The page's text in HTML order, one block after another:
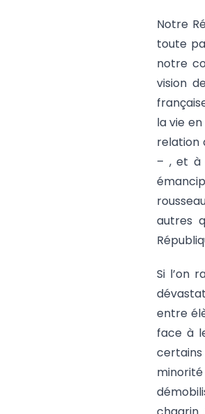
Notre
toute
notre
vision
la vie
relation
– , et à
autres
Si l’on
entre
face à
certains